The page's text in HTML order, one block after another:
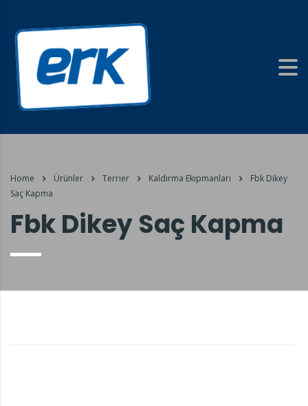
Home Ürünler Terrier Kaldırma Ekipmanları
Fbk Dikey
Saç Kapma
Fbk Dikey Saç Kapma